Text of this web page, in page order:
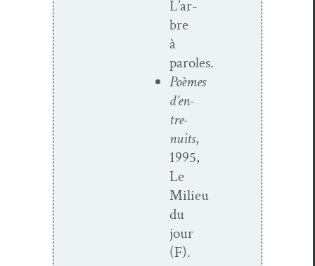
L’ar­
bre
à
paroles.
Poèmes
d’en­
tre-
nuits,
1995,
Le
Milieu
du
jour
(F).